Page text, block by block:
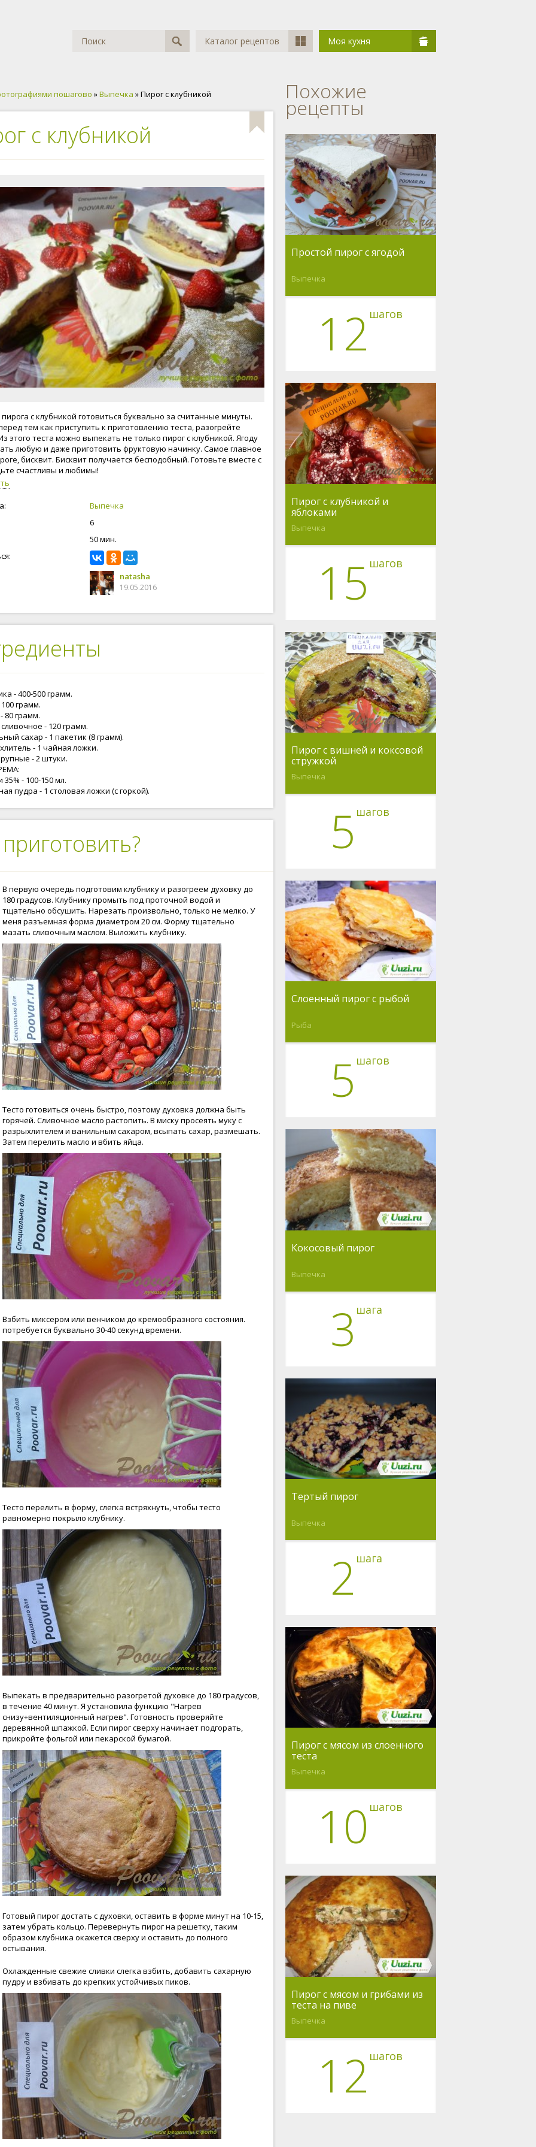
Каталог рецептов Моя кухня
пошагово »Выпечка » Пирог с клубникой
с клубникой
пирога с клубникой готовиться буквально за считанные минуты.
тем как приступить к приготовлению теста, разогрейте
этого теста можно выпекать не только пирог с клубникой. Ягоду
любую и даже приготовить фруктовую начинку. Самое главное
бисквит. Бисквит получается бесподобный. Готовьте вместе с
счастливы и любимы!
Выпечка
6
50 мин.
natasha
19.05.2016
- 400-500 грамм.
грамм.
80 грамм.
- 120 грамм.
сахар - 1 пакетик (8 грамм).
- 1 чайная ложки.
- 2 штуки.
35% - 100-150 мл.
пудра - 1 столовая ложки (с горкой).
В первую очередь подготовим клубнику и разогреем духовку до
180 градусов. Клубнику промыть под проточной водой и
тщательно обсушить. Нарезать произвольно, только не мелко. У
меня разъемная форма диаметром 20 см. Форму тщательно
мазать сливочным маслом. Выложить клубнику.
Тесто готовиться очень быстро, поэтому духовка должна быть
горячей. Сливочное масло растопить. В миску просеять муку с
разрыхлителем и ванильным сахаром, всыпать сахар, размешать.
Затем перелить масло и вбить яйца.
Взбить миксером или венчиком до кремообразного состояния.
потребуется буквально 30-40 секунд времени.
Тесто перелить в форму, слегка встряхнуть, чтобы тесто
равномерно покрыло клубнику.
Выпекать в предварительно разогретой духовке до 180 градусов,
в течение 40 минут. Я установила функцию "Нагрев
снизу+вентиляционный нагрев". Готовность проверяйте
деревянной шпажкой. Если пирог сверху начинает подгорать,
прикройте фольгой или пекарской бумагой.
Готовый пирог достать с духовки, оставить в форме минут на 10-15,
затем убрать кольцо. Перевернуть пирог на решетку, таким
образом клубника окажется сверху и оставить до полного
остывания.
Охлажденные свежие сливки слегка взбить, добавить сахарную
пудру и взбивать до крепких устойчивых пиков.
Похожие
рецепты
Простой пирог с ягодой
Выпечка
12 шагов
Пирог с клубникой и
яблоками
Выпечка
15 шагов
Пирог с вишней и коксовой
стружкой
Выпечка
5 шагов
Слоенный пирог с рыбой
Рыба
5 шагов
Кокосовый пирог
Выпечка
3 шага
Тертый пирог
Выпечка
2 шага
Пирог с мясом из слоенного
теста
Выпечка
10 шагов
Пирог с мясом и грибами из
теста на пиве
Выпечка
12 шагов